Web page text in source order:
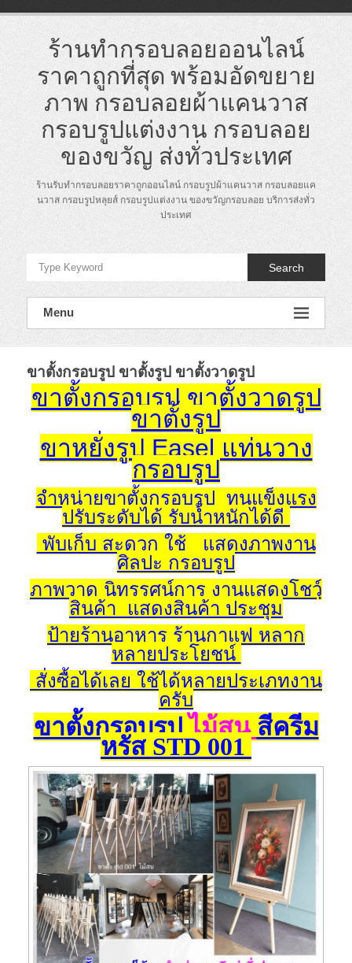
ร้านทำกรอบลอยออนไลน์
ราคาถูกที่สุด พร้อมอัดขยาย
ภาพ กรอบลอยผ้าแคนวาส
กรอบรูปแต่งงาน กรอบลอย
ของขวัญ ส่งทั่วประเทศ
ร้านรับทำกรอบลอยราคาถูกออนไลน์ กรอบรูปผ้าแคนวาส กรอบลอยแค
นวาส กรอบรูปหลุยส์ กรอบรูปแต่งงาน ของขวัญกรอบลอย บริการส่งทั่ว
ประเทศ
Search
Menu
ขาตั้งกรอบรูป ขาตั้งรูป ขาตั้งวาดรูป
ขาตั้งกรอบรูป ขาตั้งวาดรูป
ขาตั้งรูป
ขาหยั่งรูป Easel แท่นวาง
กรอบรูป
จำหน่ายขาตั้งกรอบรูป ทนแข็งแรง
ปรับระดับได้ รับน้ำหนักได้ดี
พับเก็บ สะดวก ใช้ แสดงภาพงาน
ศิลปะ กรอบรูป
ภาพวาด นิทรรศน์การ งานแสดงโชวฺ์
สินค้า แสดงสินค้า ประชุม
ป้ายร้านอาหาร ร้านกาแฟ หลาก
หลายประโยชน์
สั่งซื้อได้เลย ใช้ได้หลายประเภทงาน
ครับ
ขาตั้งกรอบรูปไม้สน สีครีม
หรัส STD 001